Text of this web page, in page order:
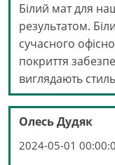
Білий мат для
результатом.
сучасного
покриття
виглядають
Олесь Дудяк
2024-05-01